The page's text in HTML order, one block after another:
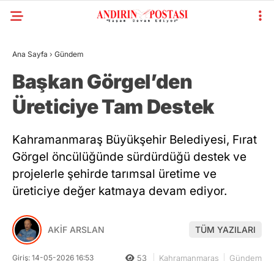
Ana Sayfa › Gündem
Başkan Görgel’den
Üreticiye Tam Destek
Kahramanmaraş Büyükşehir Belediyesi, Fırat
Görgel öncülüğünde sürdürdüğü destek ve
projelerle şehirde tarımsal üretime ve
üreticiye değer katmaya devam ediyor.
AKİF ARSLAN TÜM YAZILARI
Giriş: 14-05-2026 16:53
53 Kahramanmaraş Gündem